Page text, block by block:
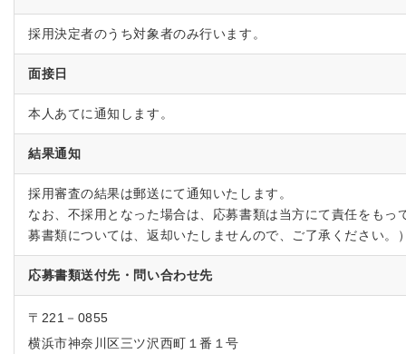
採用決定者のうち対象者のみ行います。
面接日
本人あてに通知します。
結果通知
採用審査の結果は郵送にて通知いたします。
なお、不採用となった場合は、応募書類は当方にて責任をもっ
募書類については、返却いたしませんので、ご了承ください。
応募書類送付先・問い合わせ先
〒221－0855
横浜市神奈川区三ツ沢西町１番１号